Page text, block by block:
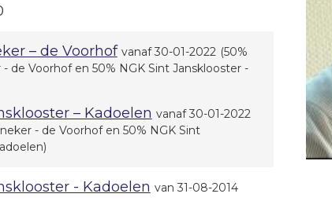
– de Voorhof vanaf 30-01-2022 (50%
- de Voorhof en 50% NGK Sint Jansklooster -
– Kadoelen vanaf 30-01-2022
- de Voorhof en 50% NGK Sint
- Kadoelen van 31-08-2014